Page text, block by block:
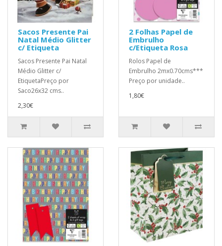
Sacos Presente Pai
Natal Médio Glitter
c/ Etiqueta
Sacos Presente Pai Natal
Médio Glitter c/
EtiquetaPreço por
Saco26x32 cms..
2,30€
2 Folhas Papel de
Embrulho
c/Etiqueta Rosa
Rolos Papel de
Embrulho 2mx0.70cms***
Preço por unidade..
1,80€